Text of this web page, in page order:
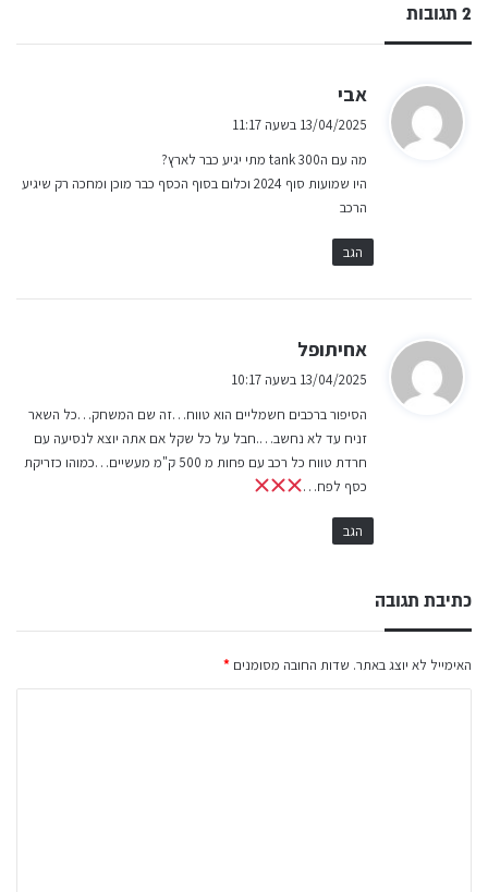
2 תגובות
אבי
ג
ב
:
13/04/2025 בשעה 11:17
מה עם הtank 300 מתי יגיע כבר לארץ?
היו שמועות סוף 2024 וכלום בסוף הכסף כבר מוכן ומחכה רק שיגיע
הרכב
הגב
אחיתופל
ב
:
13/04/2025 בשעה 10:17
הסיפור ברכבים חשמליים הוא טווח…זה שם המשחק…כל השאר
זניח עד לא נחשב….חבל על כל שקל אם אתה יוצא לנסיעה עם
חרדת טווח כל רכב עם פחות מ 500 ק"מ מעשיים…כמוהו כזריקת
כסף לפח…
הגב
כתיבת תגובה
האימייל לא יוצג באתר. שדות החובה מסומנים *